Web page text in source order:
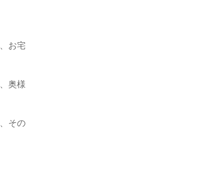
お宅
奥様
その